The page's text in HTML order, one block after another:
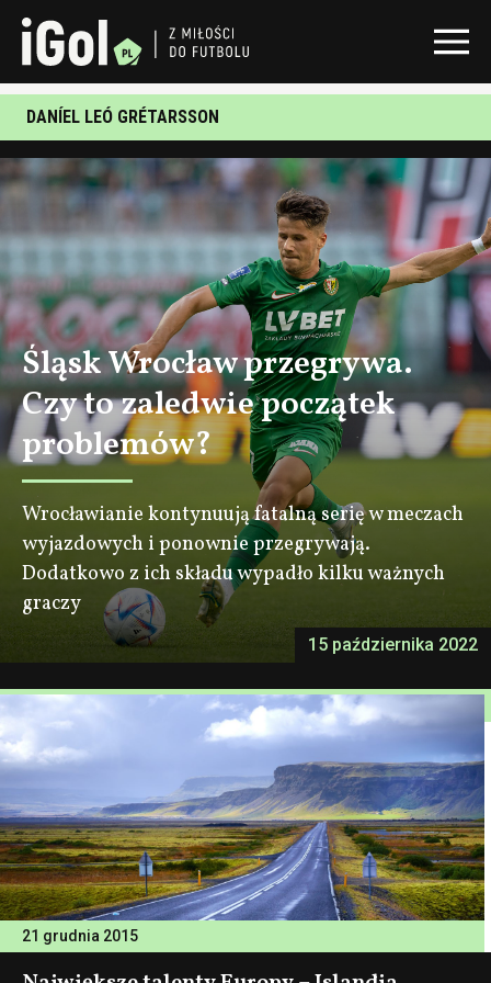
DANÍEL LEÓ GRÉTARSSON
15 października 2022
Śląsk Wrocław przegrywa.
Czy to zaledwie początek
problemów?
Wrocławianie kontynuują fatalną serię w meczach
wyjazdowych i ponownie przegrywają.
Dodatkowo z ich składu wypadło kilku ważnych
graczy
21 grudnia 2015